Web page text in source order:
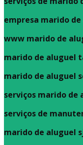
empresa marido
www marido de
marido de aluguel
marido de aluguel
serviços marido de
serviços de
marido de aluguel